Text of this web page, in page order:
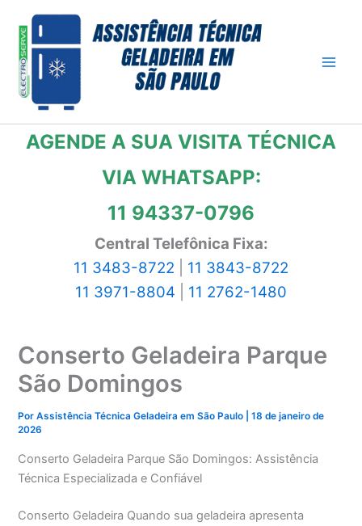
para
conteúdo
AGENDE A SUA VISITA TÉCNICA
VIA WHATSAPP:
11 94337-0796
Central Telefônica Fixa:
11 3483-8722
11 3843-8722
11 3971-8804
11 2762-1480
Conserto Geladeira Parque
São Domingos
PorAssistência Técnica Geladeira em São Paulo |18 de janeiro de
2026
Conserto Geladeira Parque São Domingos: Assistência
Técnica Especializada e Confiável
Conserto Geladeira Quando sua geladeira apresenta